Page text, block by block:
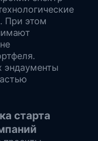
При этом
эндаументы
старта